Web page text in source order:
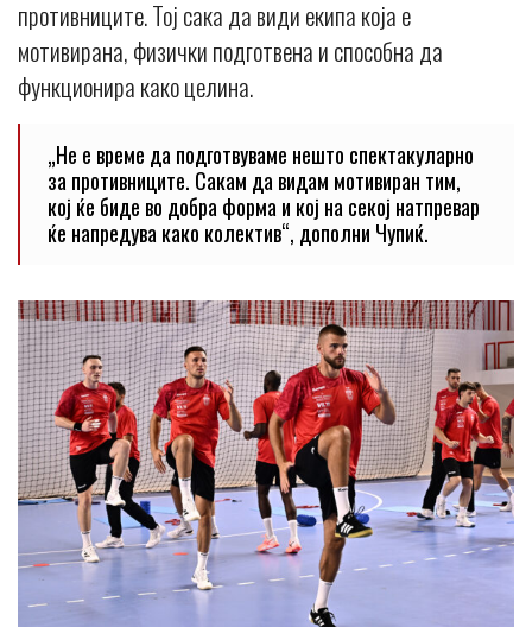
противниците. Тој сака да види екипа која е
мотивирана, физички подготвена и способна да
функционира како целина.
„Не е време да подготвуваме нешто спектакуларно
за противниците. Сакам да видам мотивиран тим,
кој ќе биде во добра форма и кој на секој натпревар
ќе напредува како колектив“, дополни Чупиќ.